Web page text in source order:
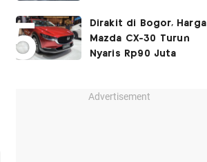
Dirakit di Bogor, Harga
Mazda CX-30 Turun
Nyaris Rp90 Juta
Advertisement